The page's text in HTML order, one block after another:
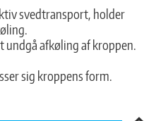
svedtransport, holder
afkøling af kroppen.
sig kroppens form.